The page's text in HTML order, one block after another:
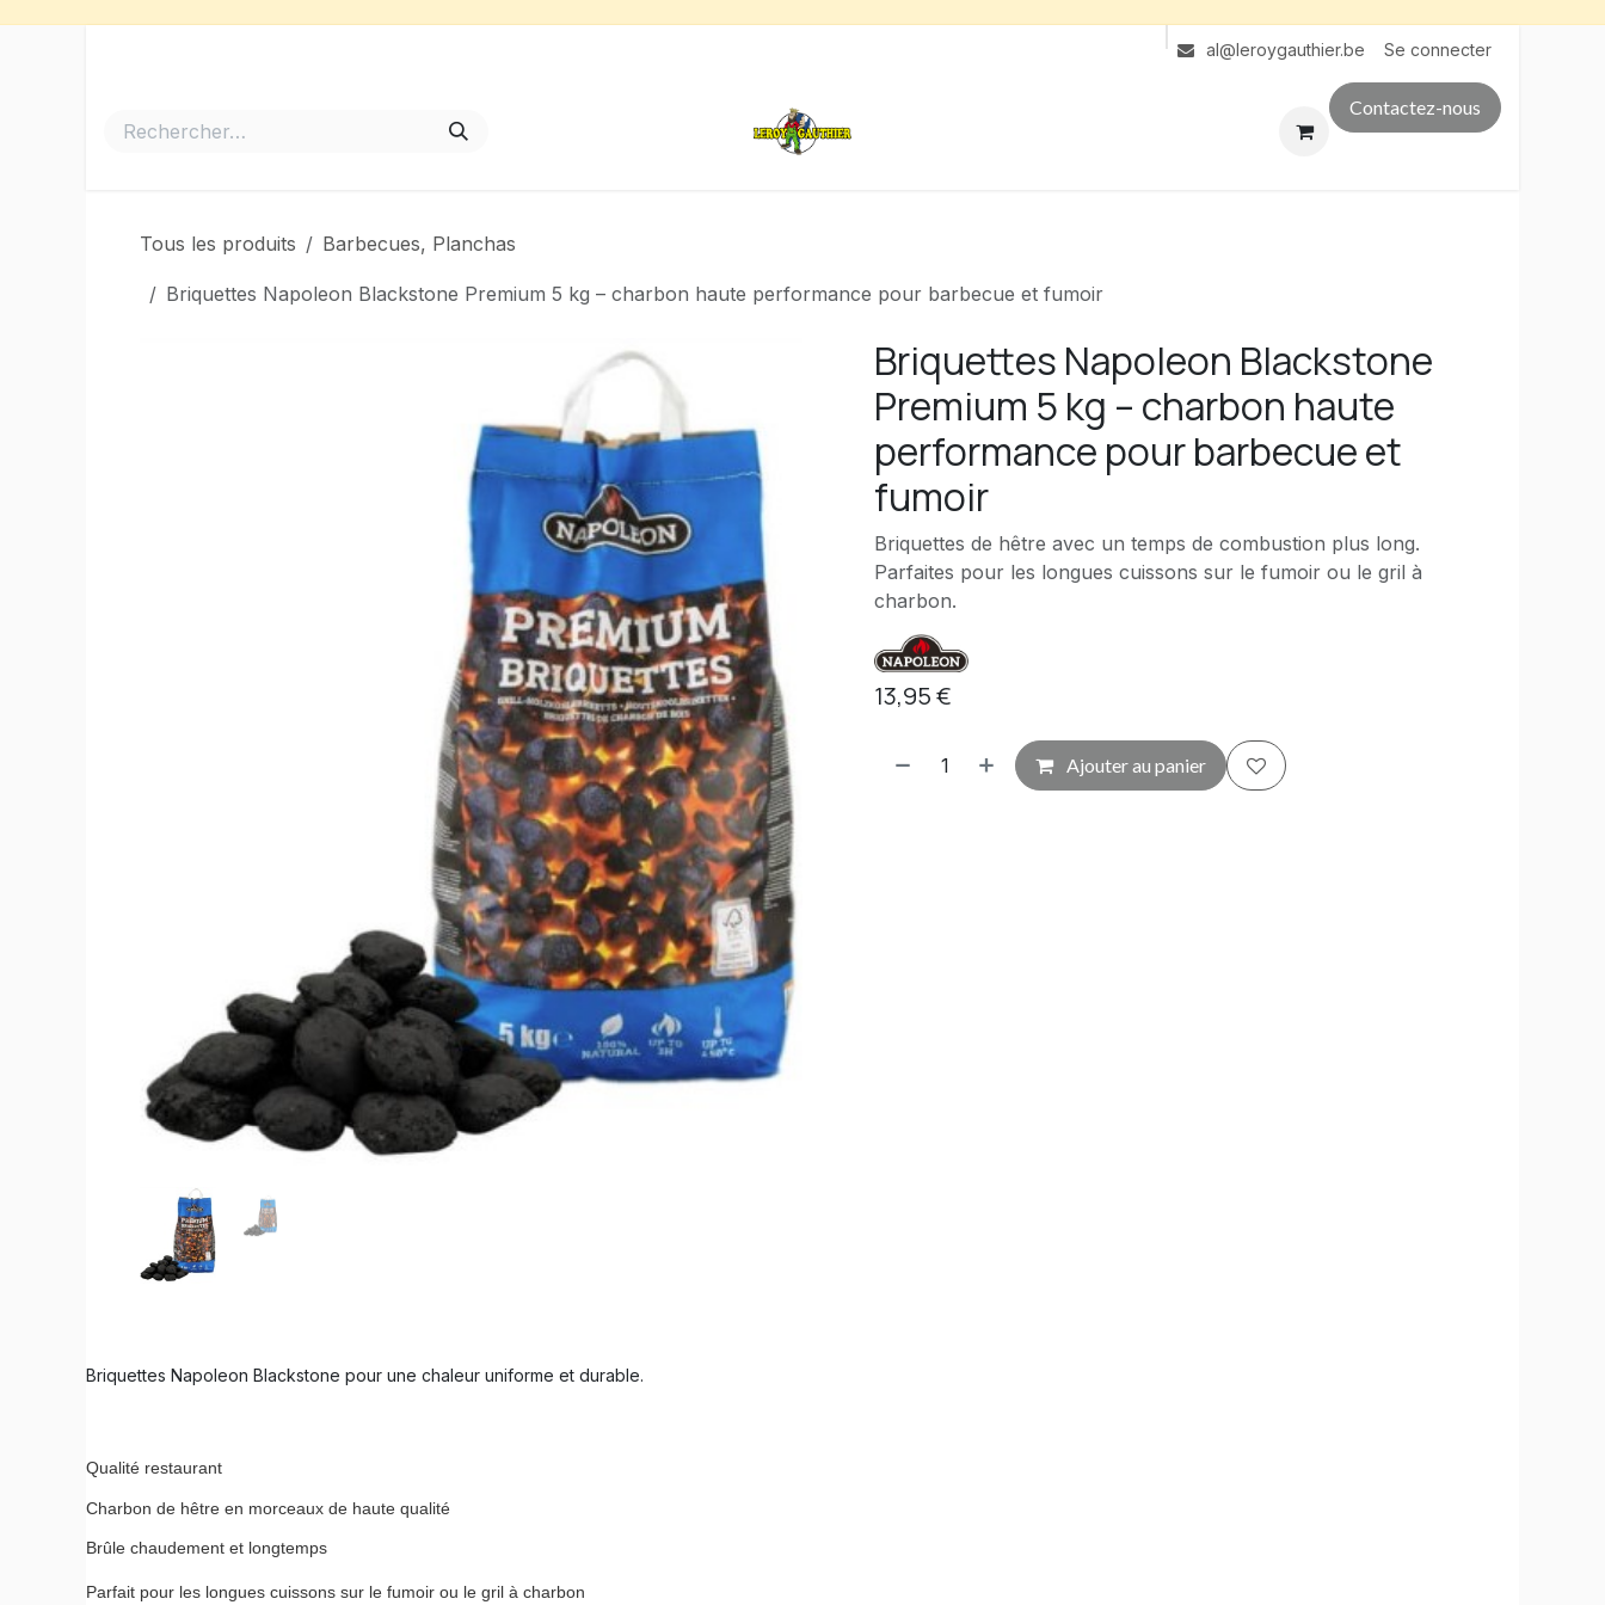
al@leroygauthier.be Se connecter
Contactez-nous
Tous les produits Barbecues, Planchas
Briquettes Napoleon Blackstone Premium 5 kg – charbon haute performance pour barbecue et fumoir
Briquettes Napoleon Blackstone
Premium 5 kg – charbon haute
performance pour barbecue et
fumoir
Briquettes de hêtre avec un temps de combustion plus long.
Parfaites pour les longues cuissons sur le fumoir ou le gril à
charbon.
13,95€
Ajouter au panier
Briquettes Napoleon Blackstone pour une chaleur uniforme et durable.
Qualité restaurant
Charbon de hêtre en morceaux de haute qualité
Brûle chaudement et longtemps
Parfait pour les longues cuissons sur le fumoir ou le gril à charbon